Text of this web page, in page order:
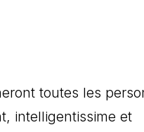
toutes les
intelligentissime et